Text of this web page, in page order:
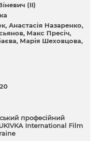
(II)
Анастасія Назаренко
Макс Пресіч
Марія Шеховцова
професійний
International Film